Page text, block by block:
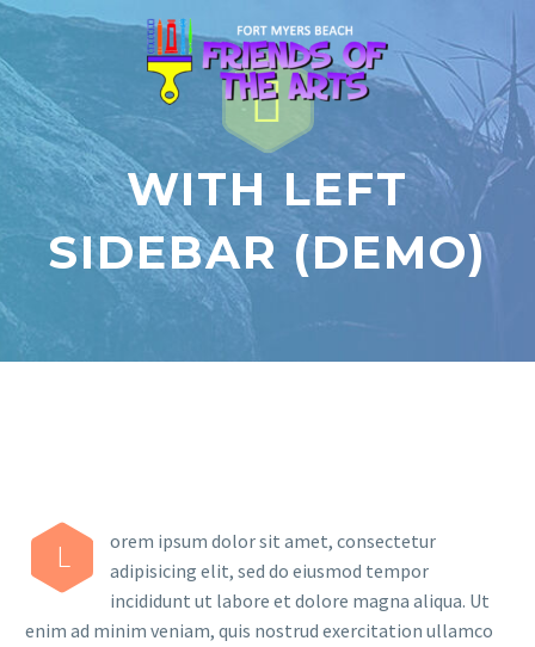


WITH LEFT
SIDEBAR (DEMO)
L
orem ipsum dolor sit amet, consectetur
adipisicing elit, sed do eiusmod tempor
incididunt ut labore et dolore magna aliqua. Ut
enim ad minim veniam, quis nostrud exercitation ullamco